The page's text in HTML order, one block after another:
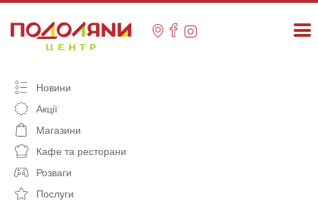
content
Новини
Акції
Магазини
Кафе та ресторани
Розваги
Послуги